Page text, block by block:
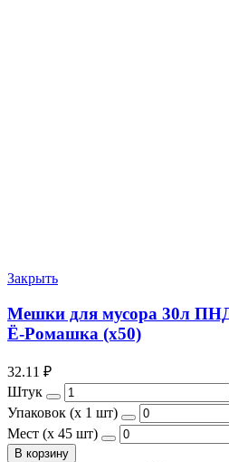
Закрыть
Мешки для мусора 30л
Ё-Ромашка (х50)
32.11 ₽
Штук
Упаковок (x 1 шт)
Мест (x 45 шт)
В корзину